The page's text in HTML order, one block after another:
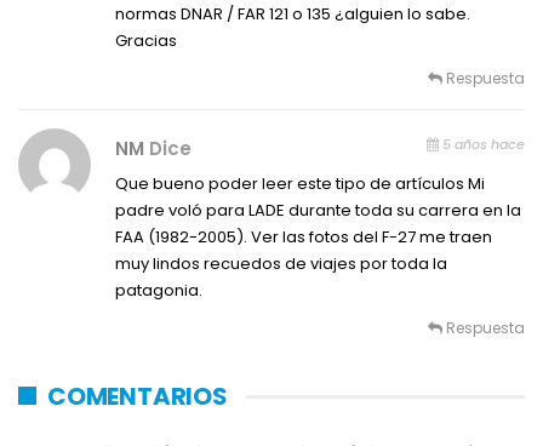
normas DNAR / FAR 121 o 135 ¿alguien lo sabe.
Gracias
Respuesta
NM Dice 5 años hace
Que bueno poder leer este tipo de artículos Mi
padre voló para LADE durante toda su carrera en la
FAA (1982-2005). Ver las fotos del F-27 me traen
muy lindos recuedos de viajes por toda la
patagonia.
Respuesta
COMENTARIOS